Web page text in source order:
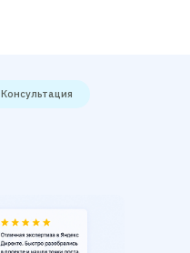
Консультация